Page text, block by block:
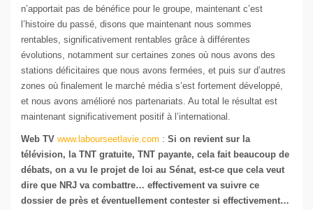
n’apportait pas de bénéfice pour le groupe, maintenant c’est
l’histoire du passé, disons que maintenant nous sommes
rentables, significativement rentables grâce à différentes
évolutions, notamment sur certaines zones où nous avons des
stations déficitaires que nous avons fermées, et puis sur d’autres
zones où finalement le marché média s’est fortement développé,
et nous avons amélioré nos partenariats. Au total le résultat est
maintenant significativement positif à l’international.
Web TV www.labourseetlavie.com : Si on revient sur la
télévision, la TNT gratuite, TNT payante, cela fait beaucoup de
débats, on a vu le projet de loi au Sénat, est-ce que cela veut
dire que NRJ va combattre… effectivement va suivre ce
dossier de près et éventuellement contester si effectivement…